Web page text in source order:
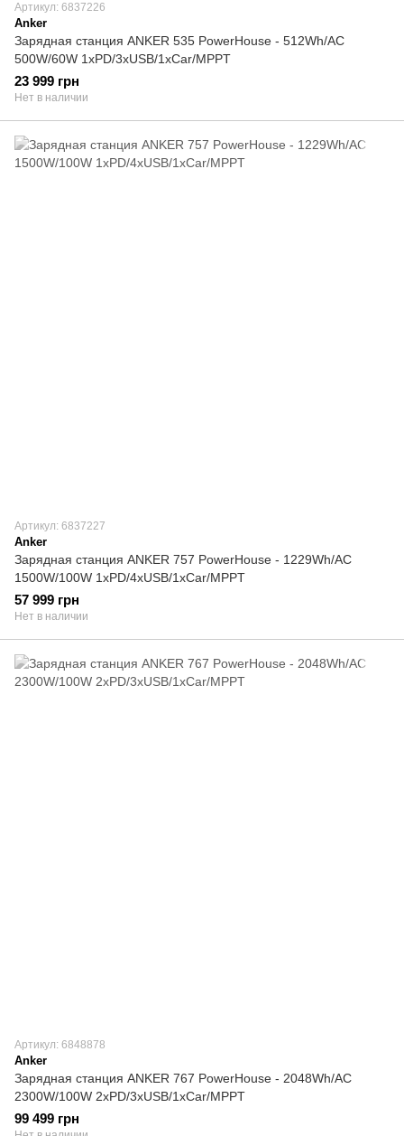
Артикул: 6837226
Anker
Зарядная станция ANKER 535 PowerHouse - 512Wh/AC
500W/60W 1xPD/3xUSB/1xCar/MPPT
23 999 грн
Нет в наличии
Артикул: 6837227
Anker
Зарядная станция ANKER 757 PowerHouse - 1229Wh/AC
1500W/100W 1xPD/4xUSB/1xCar/MPPT
57 999 грн
Нет в наличии
Артикул: 6848878
Anker
Зарядная станция ANKER 767 PowerHouse - 2048Wh/AC
2300W/100W 2xPD/3xUSB/1xCar/MPPT
99 499 грн